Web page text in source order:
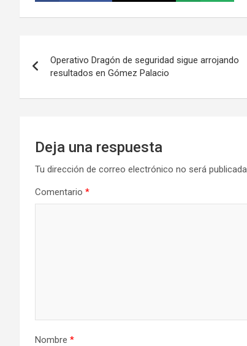
de
entradas
Operativo Dragón de seguridad sigue arrojando
resultados en Gómez Palacio
Deja una respuesta
Tu dirección de correo electrónico no será
Comentario *
Nombre *